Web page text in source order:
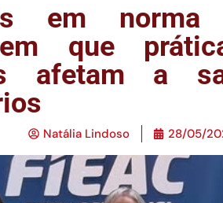
em norma
que
afetam a
Natália Lindoso 28/05/